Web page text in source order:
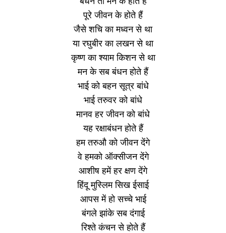
पूरे जीवन के होते हैं
जैसे शचि का मध्वन से था
या रघुबीर का लखन से था
कृष्ण का श्याम किशन से था
मन के सब बंधन होते हैं
भाई को बहन सूत्र बांधे
भाई तरुवर को बांधे
मानव हर जीवन को बांधे
यह रक्षाबंधन होते हैं
हम तरुऔ को जीवन देंगे
वे हमको ऑक्सीजन देंगे
आशीष हमें हर क्षण देंगे
हिंदू मुस्लिम सिख ईसाई
आपस में हो सच्चे भाई
बंगले झांके सब दंगाई
रिश्ते कंचन से होते हैं